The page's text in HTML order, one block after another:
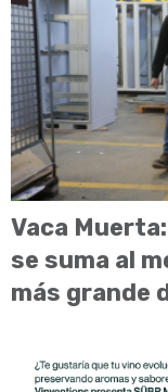
Vaca
se suma al
más grande